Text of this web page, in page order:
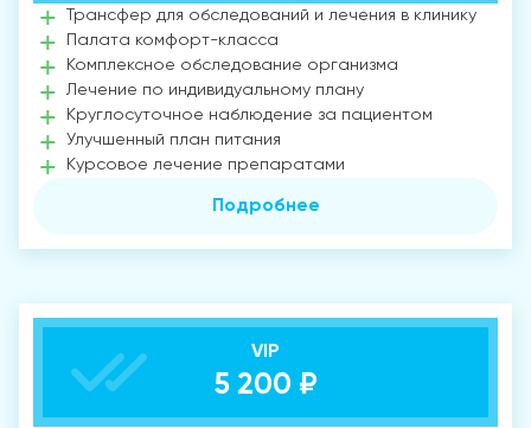
Трансфер для обследований и лечения в клинику
Палата комфорт-класса
Комплексное обследование организма
Лечение по индивидуальному плану
Круглосуточное наблюдение за пациентом
Улучшенный план питания
Курсовое лечение препаратами
Подробнее
VIP
5 200 ₽